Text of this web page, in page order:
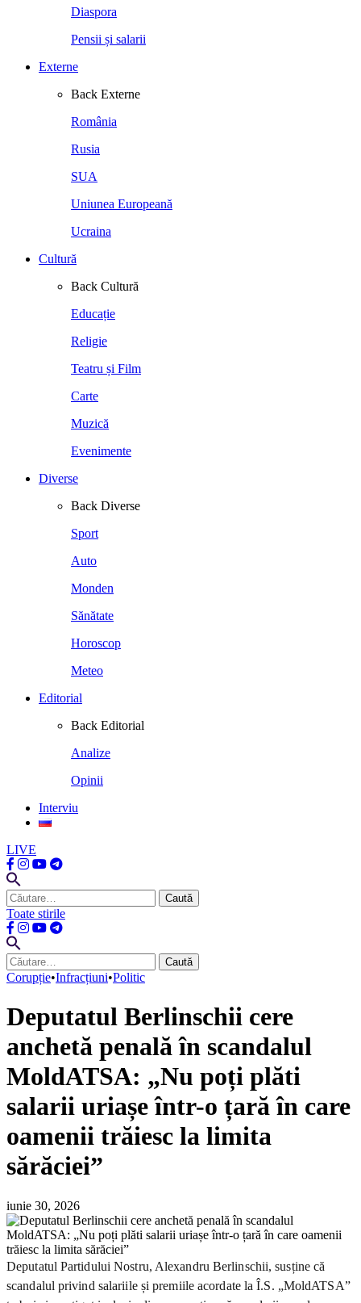
Diaspora
Pensii și salarii
Externe
Back Externe
România
Rusia
SUA
Uniunea Europeană
Ucraina
Cultură
Back Cultură
Educație
Religie
Teatru și Film
Carte
Muzică
Evenimente
Diverse
Back Diverse
Sport
Auto
Monden
Sănătate
Horoscop
Meteo
Editorial
Back Editorial
Analize
Opinii
Interviu
LIVE
Caută
după:
Toate stirile
Caută
după:
Corupție•Infracțiuni•Politic
Deputatul Berlinschii cere
anchetă penală în scandalul
MoldATSA: „Nu poți plăti
salarii uriașe într-o țară în care
oamenii trăiesc la limita
sărăciei”
iunie 30, 2026
Deputatul Partidului Nostru, Alexandru Berlinschii, susține că
scandalul privind salariile și premiile acordate la Î.S. „MoldATSA”